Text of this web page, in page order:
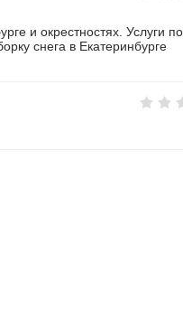
и окрестностях. Услуги
снега в Екатеринбурге